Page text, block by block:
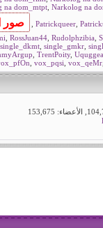
na dom_mtpt, Narkolog na
Patrickqueer,
RossJuan44, Rudolphzibia
single_dkmt, single_gmkr,
TrentPoity,
vox_pqsi vox_qeMr,